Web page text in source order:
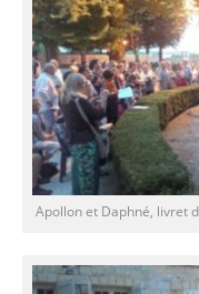
Apollon et Daphné, livret